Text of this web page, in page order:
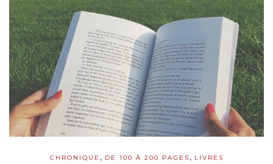
CHRONIQUE , DE 100 À 200 PAGES , LIVRES